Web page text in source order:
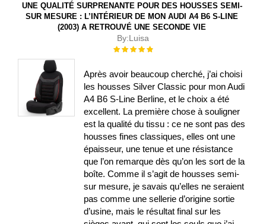
UNE QUALITÉ SURPRENANTE POUR DES HOUSSES SEMI-
SUR MESURE : L’INTÉRIEUR DE MON AUDI A4 B6 S-LINE
(2003) A RETROUVÉ UNE SECONDE VIE
By:Luisa
Évaluation :
Après avoir beaucoup cherché, j’ai choisi
les housses Silver Classic pour mon Audi
A4 B6 S-Line Berline, et le choix a été
excellent. La première chose à souligner
est la qualité du tissu : ce ne sont pas des
housses fines classiques, elles ont une
épaisseur, une tenue et une résistance
que l’on remarque dès qu’on les sort de la
boîte. Comme il s’agit de housses semi-
sur mesure, je savais qu’elles ne seraient
pas comme une sellerie d’origine sortie
d’usine, mais le résultat final sur les